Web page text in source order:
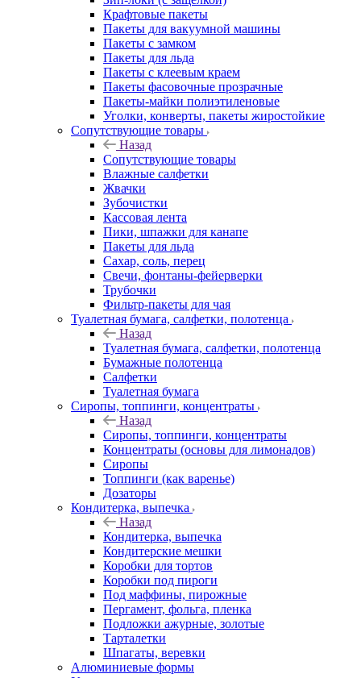
Крафтовые пакеты
Пакеты для вакуумной машины
Пакеты с замком
Пакеты для льда
Пакеты с клеевым краем
Пакеты фасовочные прозрачные
Пакеты-майки полиэтиленовые
Уголки, конверты, пакеты жиростойкие
Сопутствующие товары
Назад
Сопутствующие товары
Влажные салфетки
Жвачки
Зубочистки
Кассовая лента
Пики, шпажки для канапе
Пакеты для льда
Сахар, соль, перец
Свечи, фонтаны-фейерверки
Трубочки
Фильтр-пакеты для чая
Туалетная бумага, салфетки, полотенца
Назад
Туалетная бумага, салфетки, полотенца
Бумажные полотенца
Салфетки
Туалетная бумага
Сиропы, топпинги, концентраты
Назад
Сиропы, топпинги, концентраты
Концентраты (основы для лимонадов)
Сиропы
Топпинги (как варенье)
Дозаторы
Кондитерка, выпечка
Назад
Кондитерка, выпечка
Кондитерские мешки
Коробки для тортов
Коробки под пироги
Под маффины, пирожные
Пергамент, фольга, пленка
Подложки ажурные, золотые
Тарталетки
Шпагаты, веревки
Алюминиевые формы